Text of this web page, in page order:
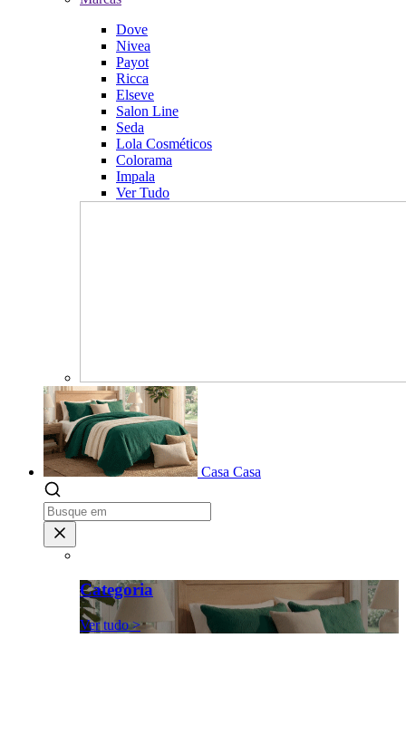
Dove
Nivea
Payot
Ricca
Elseve
Salon Line
Seda
Lola Cosméticos
Colorama
Impala
Ver Tudo
Casa Casa
Categoria
Ver tudo >